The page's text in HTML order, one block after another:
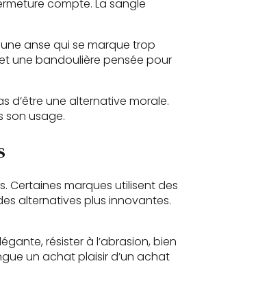
compte. La sangle
anse qui se marque trop
une bandoulière pensée pour
d’être une alternative morale.
son usage.
Certaines marques utilisent des
alternatives plus innovantes.
résister à l’abrasion, bien
un achat plaisir d’un achat